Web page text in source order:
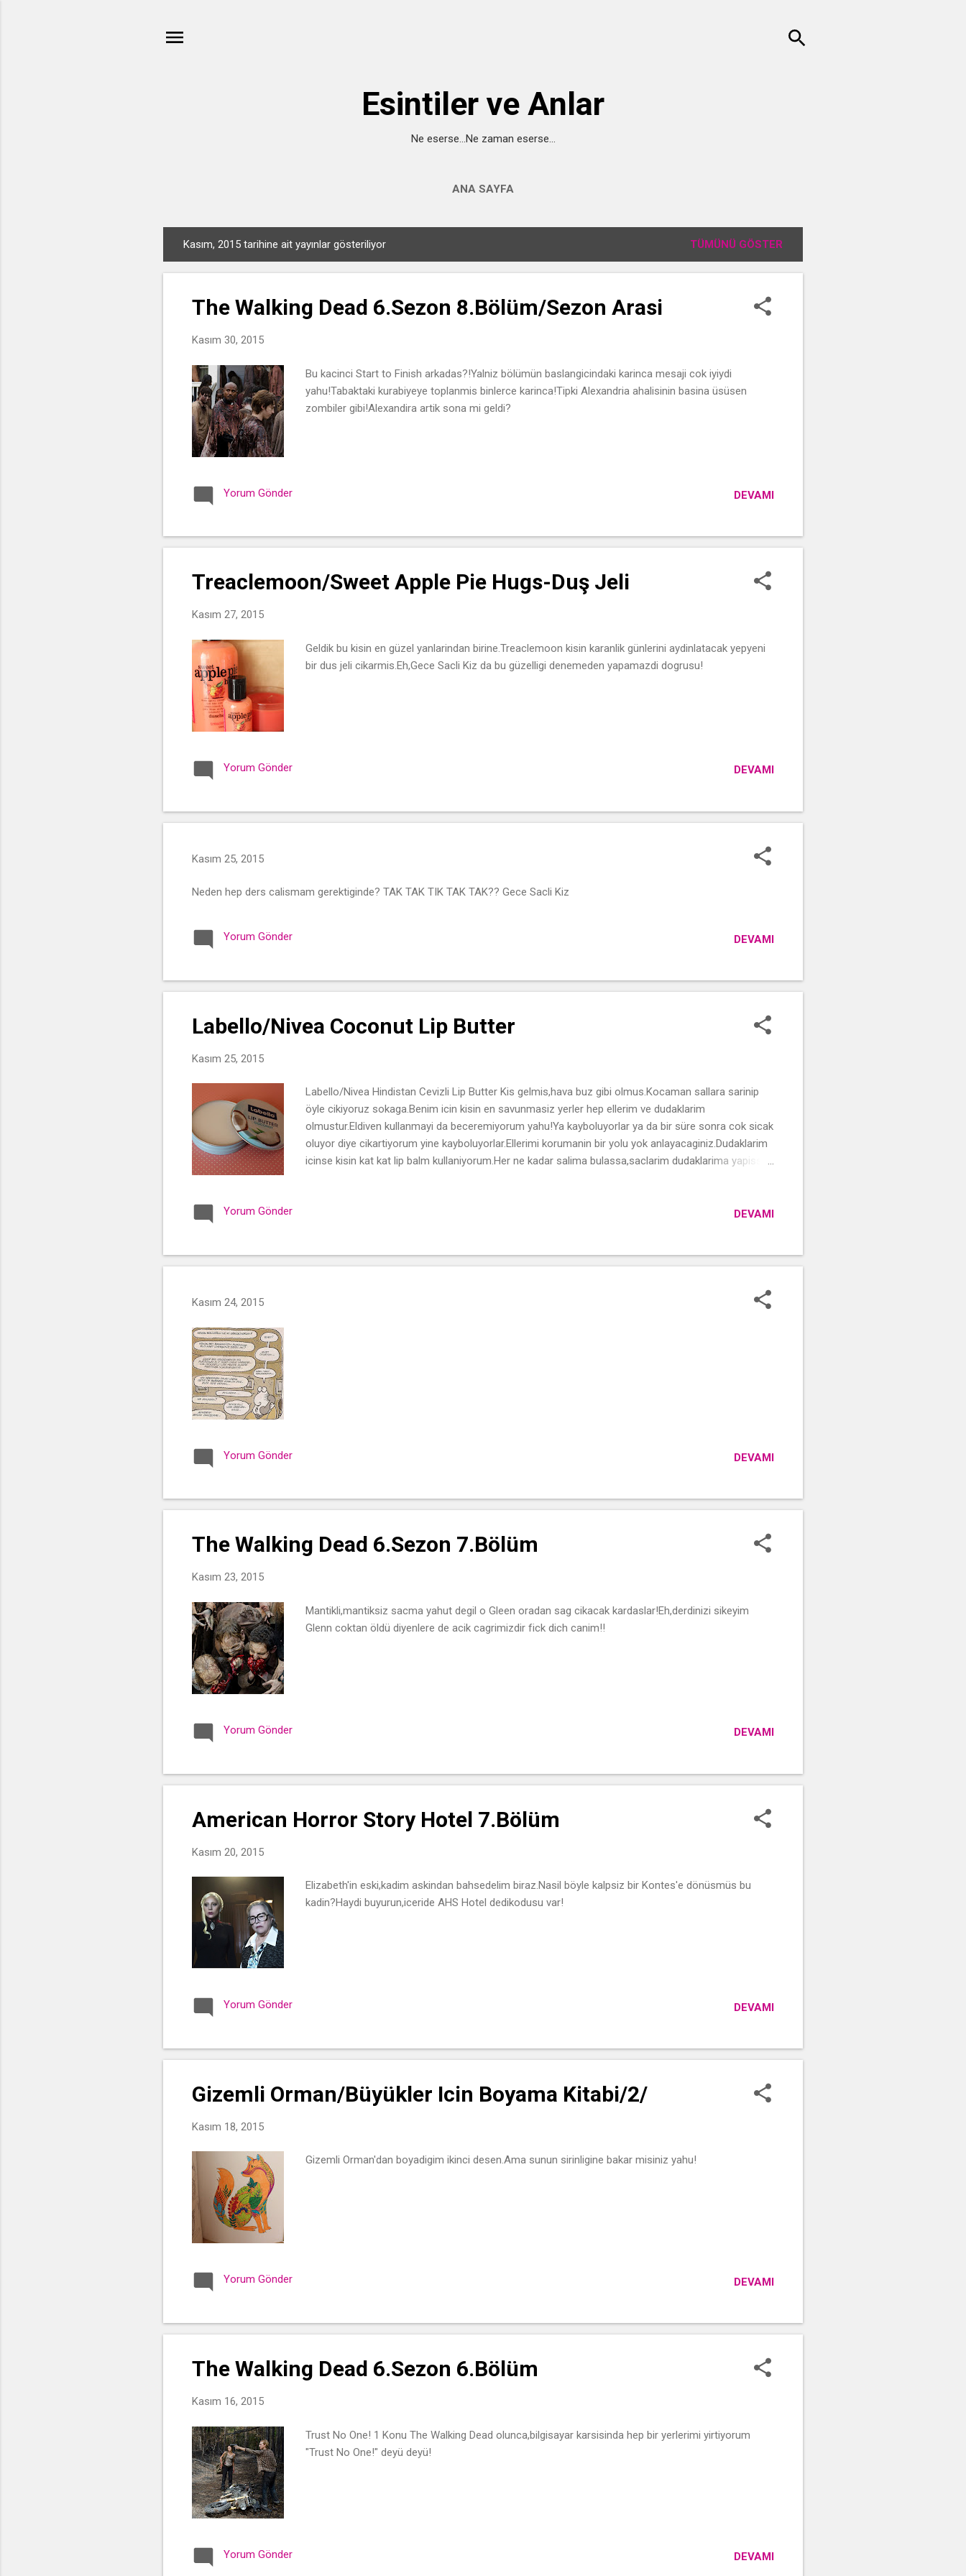
Esintiler ve Anlar
Ne eserse...Ne zaman eserse...
ANA SAYFA
a
Kasım, 2015 tarihine ait yayınlar gösteriliyor TÜMÜNÜ GÖSTER
The Walking Dead 6.Sezon 8.Bölüm/Sezon Arasi
Kasım 30, 2015
Bu kacinci Start to Finish arkadas?!Yalniz bölümün baslangicindaki karinca mesaji cok iyiydi
yahu!Tabaktaki kurabiyeye toplanmis binlerce karinca!Tipki Alexandria ahalisinin basina üsüsen
zombiler gibi!Alexandira artik sona mi geldi?
Yorum Gönder DEVAMI
Treaclemoon/Sweet Apple Pie Hugs-Duş Jeli
Kasım 27, 2015
Geldik bu kisin en güzel yanlarindan birine.Treaclemoon kisin karanlik günlerini aydinlatacak yepyeni
bir dus jeli cikarmis.Eh,Gece Sacli Kiz da bu güzelligi denemeden yapamazdi dogrusu!
Yorum Gönder DEVAMI
Kasım 25, 2015
Neden hep ders calismam gerektiginde? TAK TAK TIK TAK TAK?? Gece Sacli Kiz
Yorum Gönder DEVAMI
Labello/Nivea Coconut Lip Butter
Kasım 25, 2015
Labello/Nivea Hindistan Cevizli Lip Butter Kis gelmis,hava buz gibi olmus.Kocaman sallara sarinip
öyle cikiyoruz sokaga.Benim icin kisin en savunmasiz yerler hep ellerim ve dudaklarim
olmustur.Eldiven kullanmayi da beceremiyorum yahu!Ya kayboluyorlar ya da bir süre sonra cok sicak
oluyor diye cikartiyorum yine kayboluyorlar.Ellerimi korumanin bir yolu yok anlayacaginiz.Dudaklarim
icinse kisin kat kat lip balm kullaniyorum.Her ne kadar salima bulassa,saclarim dudaklarima yapissa
Yorum Gönder DEVAMI
Kasım 24, 2015
Yorum Gönder DEVAMI
The Walking Dead 6.Sezon 7.Bölüm
Kasım 23, 2015
Mantikli,mantiksiz sacma yahut degil o Gleen oradan sag cikacak kardaslar!Eh,derdinizi sikeyim
Glenn coktan öldü diyenlere de acik cagrimizdir fick dich canim!!
Yorum Gönder DEVAMI
American Horror Story Hotel 7.Bölüm
Kasım 20, 2015
Elizabeth'in eski,kadim askindan bahsedelim biraz.Nasil böyle kalpsiz bir Kontes'e dönüsmüs bu
kadin?Haydi buyurun,iceride AHS Hotel dedikodusu var!
Yorum Gönder DEVAMI
Gizemli Orman/Büyükler Icin Boyama Kitabi/2/
Kasım 18, 2015
Gizemli Orman'dan boyadigim ikinci desen.Ama sunun sirinligine bakar misiniz yahu!
Yorum Gönder DEVAMI
The Walking Dead 6.Sezon 6.Bölüm
Kasım 16, 2015
Trust No One! 1 Konu The Walking Dead olunca,bilgisayar karsisinda hep bir yerlerimi yirtiyorum
"Trust No One!" deyü deyü!
Yorum Gönder DEVAMI